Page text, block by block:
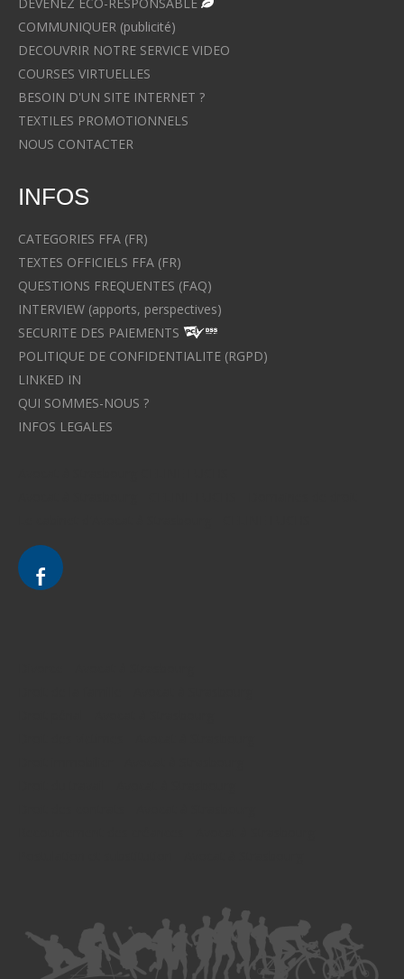
DEVENEZ ECO-RESPONSABLE
COMMUNIQUER (publicité)
DECOUVRIR NOTRE SERVICE VIDEO
COURSES VIRTUELLES
BESOIN D'UN SITE INTERNET ?
TEXTILES PROMOTIONNELS
NOUS CONTACTER
INFOS
CATEGORIES FFA (FR)
TEXTES OFFICIELS FFA (FR)
QUESTIONS FREQUENTES (FAQ)
INTERVIEW (apports, perspectives)
SECURITE DES PAIEMENTS
POLITIQUE DE CONFIDENTIALITE (RGPD)
LINKED IN
QUI SOMMES-NOUS ?
INFOS LEGALES